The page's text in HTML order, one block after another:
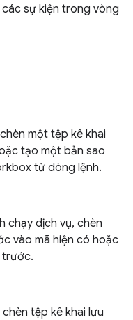
sự kiện trong vòng
một tệp kê khai
tạo một bản sao
từ dòng lệnh.
chạy dịch vụ, chèn
vào mã hiện có hoặc
trước.
tệp kê khai lưu